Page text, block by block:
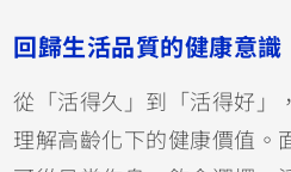
回歸生活品質的健康意識
從「活得久」到「活得好」
理解高齡化下的健康價值。